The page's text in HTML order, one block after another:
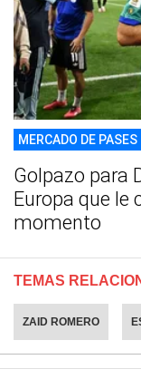
MERCADO DE PASES
Golpazo para
Europa que
momento
TEMAS
ZAID ROMERO